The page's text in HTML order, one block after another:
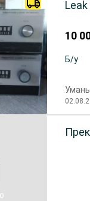
10
Б/у
Умань